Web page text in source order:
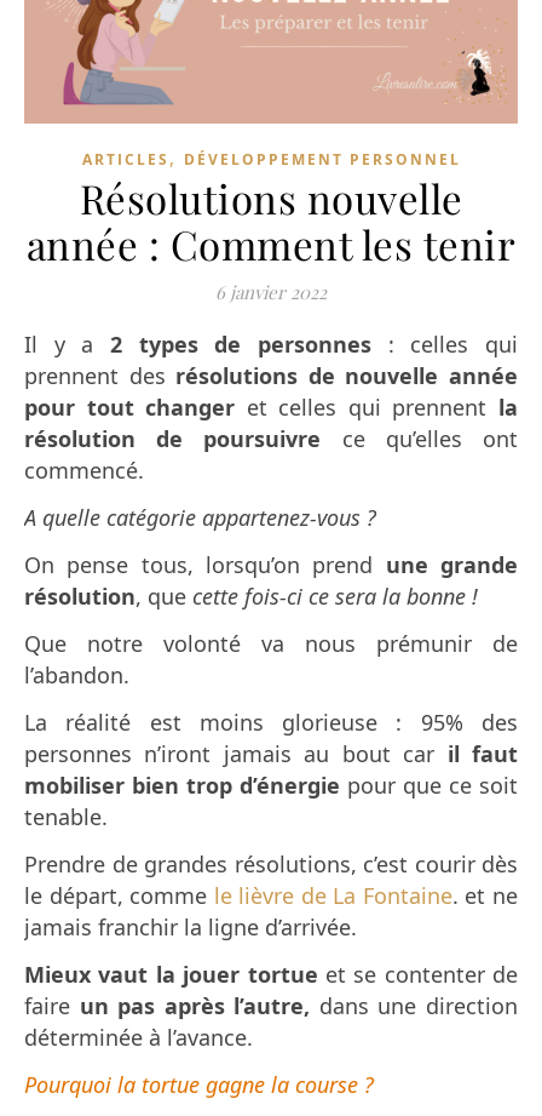
ARTICLES , DÉVELOPPEMENT PERSONNEL
Résolutions nouvelle
année : Comment les tenir
6 janvier 2022
Il y a 2 types de personnes : celles qui
prennent des résolutions de nouvelle année
pour tout changer et celles qui prennent la
résolution de poursuivre ce qu’elles ont
commencé.
A quelle catégorie appartenez-vous ?
On pense tous, lorsqu’on prend une grande
résolution, que cette fois-ci ce sera la bonne !
Que notre volonté va nous prémunir de
l’abandon.
La réalité est moins glorieuse : 95% des
personnes n’iront jamais au bout car il faut
mobiliser bien trop d’énergie pour que ce soit
tenable.
Prendre de grandes résolutions, c’est courir dès
le départ, comme le lièvre de La Fontaine. et ne
jamais franchir la ligne d’arrivée.
Mieux vaut la jouer tortue et se contenter de
faire un pas après l’autre, dans une direction
déterminée à l’avance.
Pourquoi la tortue gagne la course ?